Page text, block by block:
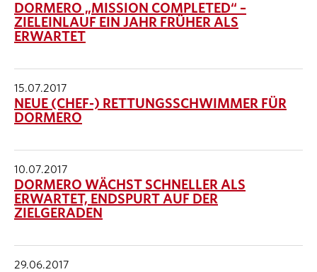
DORMERO „MISSION COMPLETED“ –
ZIELEINLAUF EIN JAHR FRÜHER ALS
ERWARTET
15.07.2017
NEUE (CHEF-) RETTUNGSSCHWIMMER FÜR
DORMERO
10.07.2017
DORMERO WÄCHST SCHNELLER ALS
ERWARTET, ENDSPURT AUF DER
ZIELGERADEN
29.06.2017